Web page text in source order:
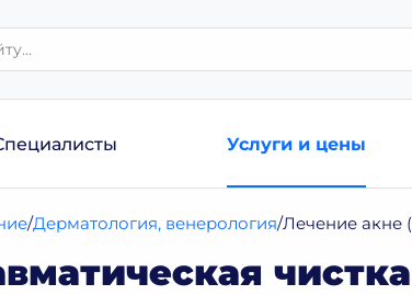
Услуги и цены
Дерматология, венерология Лечение акне